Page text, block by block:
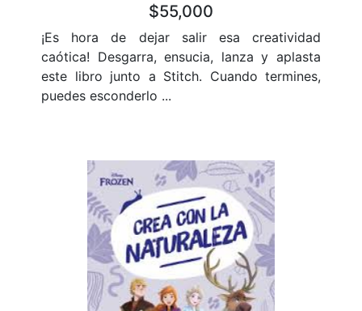
$55,000
¡Es hora de dejar salir esa creatividad
caótica! Desgarra, ensucia, lanza y aplasta
este libro junto a Stitch. Cuando termines,
puedes esconderlo ...